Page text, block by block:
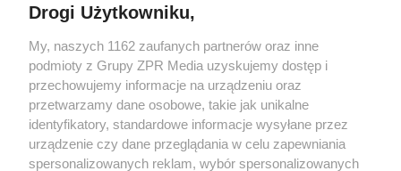
Żaden utwór zamieszczony w serwisie nie może być powielany i
rozpowszechniany lub dalej rozpowszechniany w jakikolwiek sposób (w
tym także elektroniczny lub mechaniczny) na jakimkolwiek polu
eksploatacji w jakiejkolwiek formie, włącznie z umieszczaniem w
Internecie bez pisemnej zgody właściciela praw. Jakiekolwiek użycie lub
wykorzystanie utworów w całości lub w części z naruszeniem prawa,
tzn. bez właściwej zgody, jest zabronione pod groźbą kary i może być
ścigane prawnie.
Drogi Użytkowniku,
My, naszych 1162 zaufanych partnerów oraz inne
podmioty z Grupy ZPR Media uzyskujemy dostęp i
przechowujemy informacje na urządzeniu oraz
przetwarzamy dane osobowe, takie jak unikalne
identyfikatory, standardowe informacje wysyłane przez
urządzenie czy dane przeglądania w celu zapewniania
spersonalizowanych reklam, wybór spersonalizowanych